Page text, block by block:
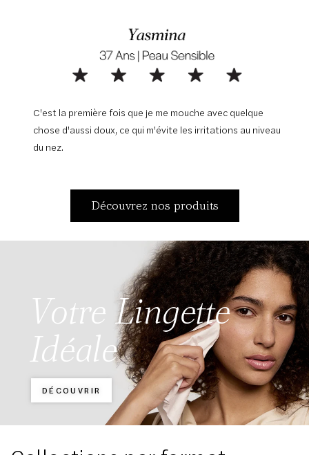
C'est la première fois que je me mouche avec quelque
chose d'aussi doux, ce qui m'évite les irritations au niveau
du nez.
Découvrez nos produits
Votre Lingette
Idéale
DÉCOUVRIR